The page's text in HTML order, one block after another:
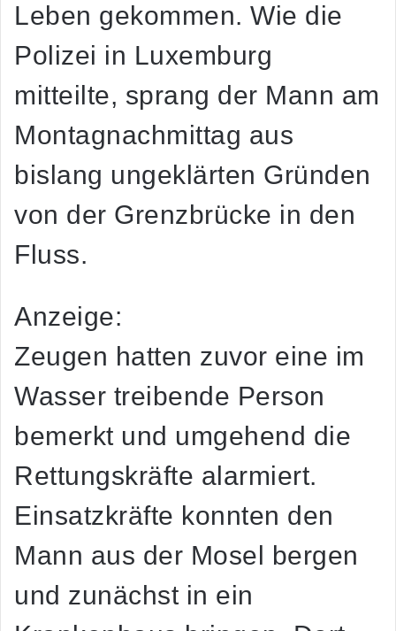
Leben gekommen. Wie die
Polizei in Luxemburg
mitteilte, sprang der Mann am
Montagnachmittag aus
bislang ungeklärten Gründen
von der Grenzbrücke in den
Fluss.
Anzeige:
Zeugen hatten zuvor eine im
Wasser treibende Person
bemerkt und umgehend die
Rettungskräfte alarmiert.
Einsatzkräfte konnten den
Mann aus der Mosel bergen
und zunächst in ein